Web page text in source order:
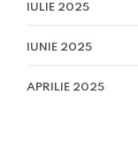
IULIE 2025
IUNIE 2025
APRILIE 2025